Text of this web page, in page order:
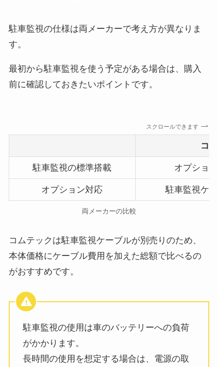
駐車監視の仕様は両メーカーで考え方が異なりま
す。
最初から駐車監視を使う予定がある場合は、購入
前に確認しておきたいポイントです。
スクロールできます
コ
駐車監視の標準搭載 オプショ
オプション対応 駐車監視ケ
両メーカーの比較
コムテックは駐車監視ケーブルが別売りのため、
本体価格にケーブル費用を加えた総額で比べるの
がおすすめです。
駐車監視の使用は車のバッテリーへの負荷
がかかります。
長時間の使用を想定する場合は、電源の取